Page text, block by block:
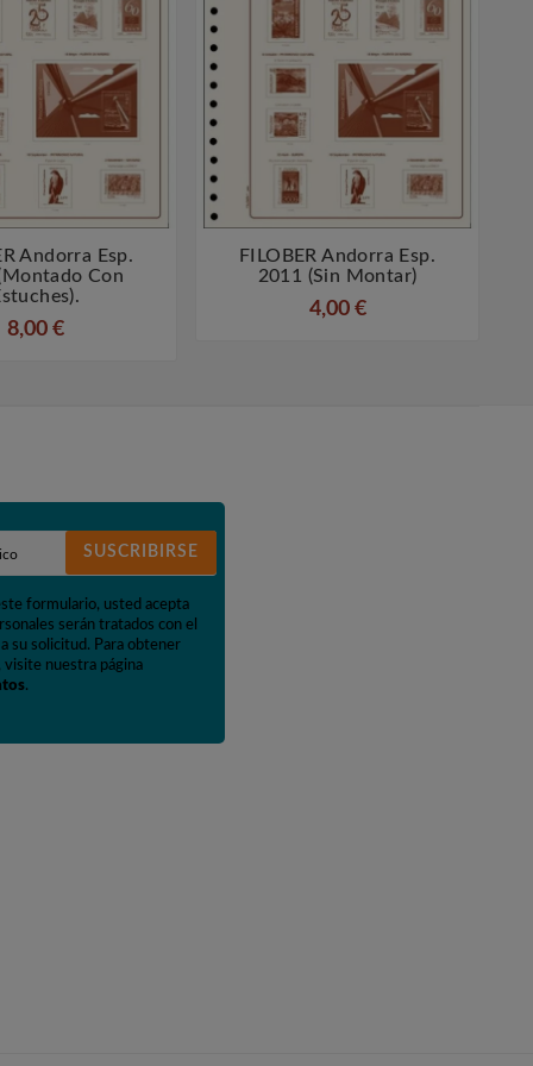

Andorra Esp.
Con
8,00 €
 
FILOBER Andorra Esp.
2011 (sin Montar)
4,00 €
SUSCRIBIRSE
formulario, usted acepta
serán tratados con el
su solicitud. Para obtener
visite nuestra página
.